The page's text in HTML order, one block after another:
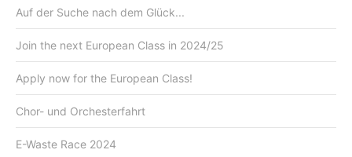
Auf der Suche nach dem Glück...
Join the next European Class in 2024/25
Apply now for the European Class!
Chor- und Orchesterfahrt
E-Waste Race 2024